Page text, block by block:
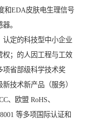
和EDA皮肤电生理信号
。
定的科技型中小企业
权；的人因工程与工效
项省部级科学技术奖
技术新产品（服务）
、欧盟 RoHS、
等多项国际认证和